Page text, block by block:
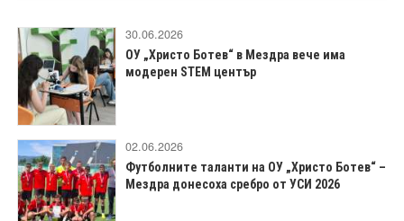
30.06.2026
ОУ „Христо Ботев“ в Мездра вече има
модерен STEM център
02.06.2026
Футболните таланти на ОУ „Христо Ботев“ –
Мездра донесоха сребро от УСИ 2026